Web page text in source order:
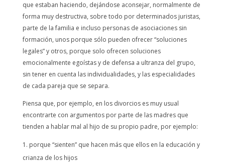
que estaban haciendo, dejándose aconsejar, normalmente de
forma muy destructiva, sobre todo por determinados juristas,
parte de la familia e incluso personas de asociaciones sin
formación, unos porque sólo pueden ofrecer “soluciones
legales” y otros, porque solo ofrecen soluciones
emocionalmente egoístas y de defensa a ultranza del grupo,
sin tener en cuenta las individualidades, y las especialidades
de cada pareja que se separa.
Piensa que, por ejemplo, en los divorcios es muy usual
encontrarte con argumentos por parte de las madres que
tienden a hablar mal al hijo de su propio padre, por ejemplo:
porque “sienten” que hacen más que ellos en la educación y
crianza de los hijos